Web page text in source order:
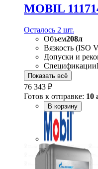
MOBIL
Осталось 2 шт.
Объем208л
Вязкость (ISO
Допуски и
Спецификации
Показать всё
76 343 ₽
Готов к отправке: 10
В корзину